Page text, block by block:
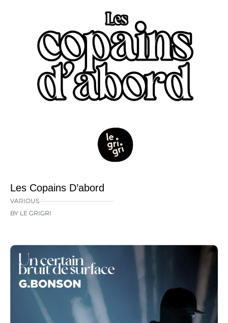
Les Copains D’abord
VARIOUS
BY LE GRIGRI